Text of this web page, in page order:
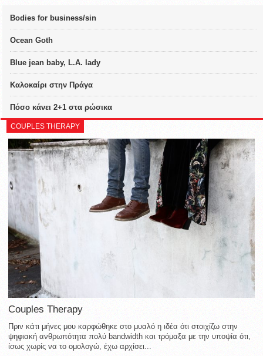
Bodies for business/sin
Ocean Goth
Blue jean baby, L.A. lady
Καλοκαίρι στην Πράγα
Πόσο κάνει 2+1 στα ρώσικα
COUPLES THERAPY
Couples Therapy
Πριν κάτι μήνες μου καρφώθηκε στο μυαλό η ιδέα ότι στοιχίζω στην
ψηφιακή ανθρωπότητα πολύ bandwidth και τρόμαξα με την υποψία ότι,
ίσως χωρίς να το ομολογώ, έχω αρχίσει...